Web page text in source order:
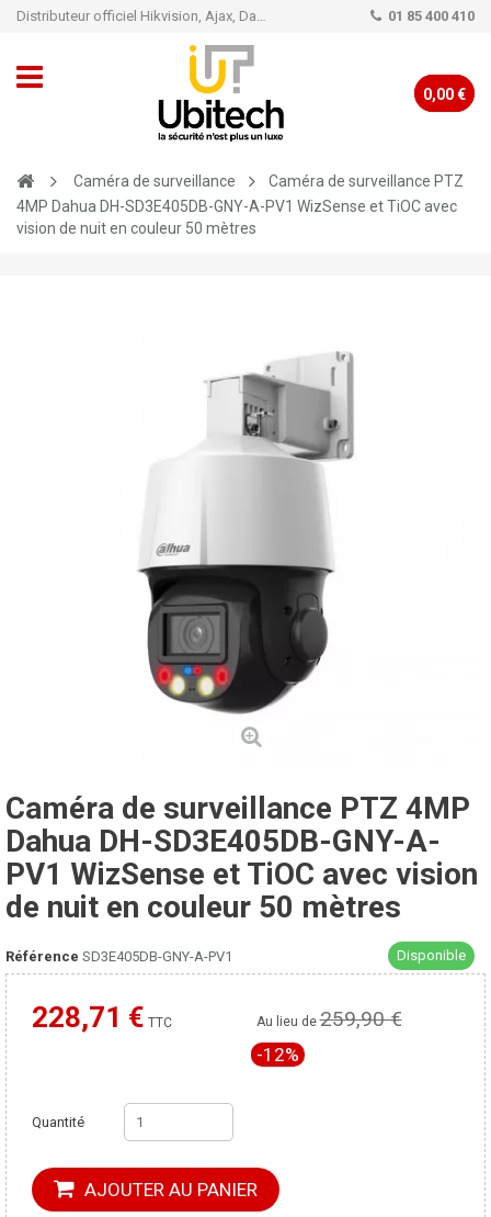
Distributeur officiel Hikvision, Ajax, Dahua, TP-Link - Caméra de vidéo surveillance - Alarme 01 85 400 410
0,00 €
Caméra de surveillance
Caméra de surveillance PTZ
4MP Dahua DH-SD3E405DB-GNY-A-PV1 WizSense et TiOC avec
vision de nuit en couleur 50 mètres
Caméra de surveillance PTZ 4MP
Dahua DH-SD3E405DB-GNY-A-
PV1 WizSense et TiOC avec vision
de nuit en couleur 50 mètres
Référence SD3E405DB-GNY-A-PV1 Disponible
228,71 € TTC
Moins cher ailleurs ? Au lieu de259,90 €
-12%
Quantité
AJOUTER AU PANIER